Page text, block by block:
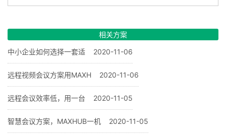
相关方案
中小企业如何选择一套适 2020-11-06
远程视频会议方案用MAXH 2020-11-06
远程会议效率低，用一台 2020-11-05
智慧会议方案，MAXHUB一机 2020-11-05